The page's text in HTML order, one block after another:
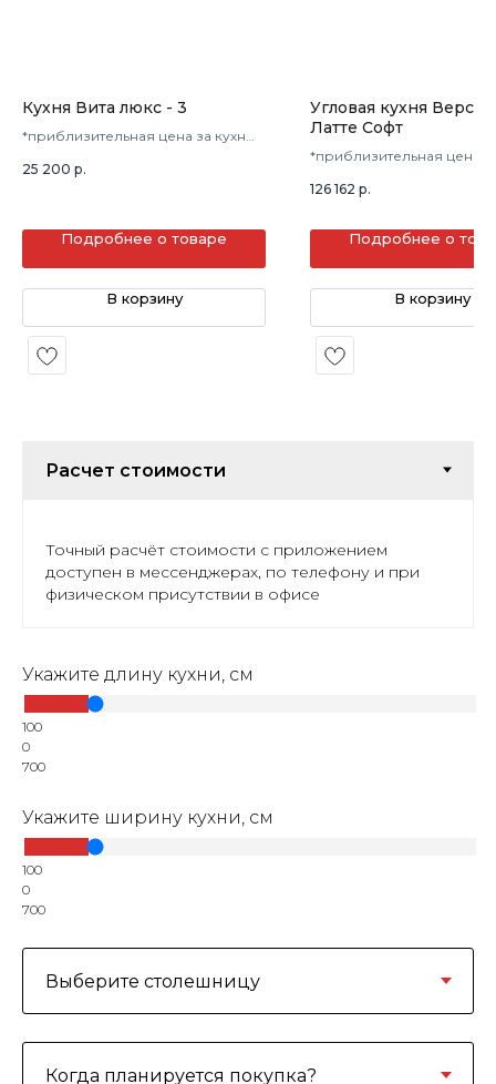
Кухня Вита люкс - 3
*приблизительная цена за кухню
25 200 р.
Подробнее о товаре
В корзину
Угловая кухня
Латте Софт
*приблизительная цена
126 162 р.
Подробнее о
В корзину
Точный расчёт стоимости с приложением
доступен в мессенджерах, по телефону и при
физическом присутствии в офисе
Укажите длину кухни, см
100
0
700
Укажите ширину кухни, см
100
0
700